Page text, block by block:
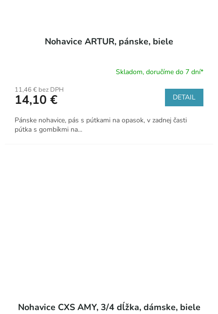
Nohavice ARTUR, pánske, biele
Skladom, doručíme do 7 dní*
11,46 € bez DPH
14,10 € DETAIL
Pánske nohavice, pás s pútkami na opasok, v zadnej časti
pútka s gombíkmi na...
Nohavice CXS AMY, 3/4 dĺžka, dámske, biele